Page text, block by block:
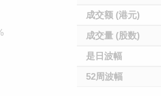
成交额 (港元)
成交量 (股数)
是日波幅
52周波幅